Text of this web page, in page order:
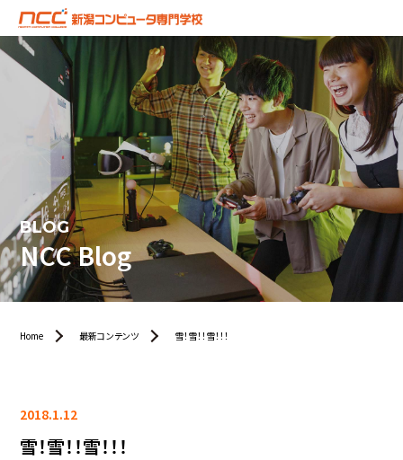
BLOG
NCC Blog
Home 最新コンテンツ 雪！雪！！雪！！！
2018.1.12
雪！雪！！雪！！！